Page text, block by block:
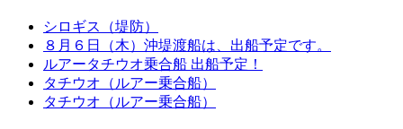
シロギス（堤防）
８月６日（木）沖堤渡船は、出船予定です。
ルアータチウオ乗合船 出船予定！
タチウオ（ルアー乗合船）
タチウオ（ルアー乗合船）